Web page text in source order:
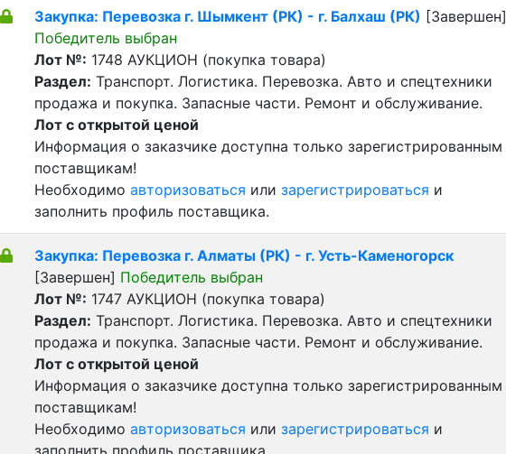
Закупка: Перевозка г. Шымкент (РК) - г. Балхаш (РК) [Завершен]
Победитель выбран
Лот №: 1748 АУКЦИОН (покупка товара)
Раздел: Транспорт. Логистика. Перевозка. Авто и спецтехники
продажа и покупка. Запасные части. Ремонт и обслуживание.
Лот с открытой ценой
Информация о заказчике доступна только зарегистрированным
поставщикам!
Необходимо авторизоваться или зарегистрироваться и
заполнить профиль поставщика.
Закупка: Перевозка г. Алматы (РК) - г. Усть-Каменогорск
[Завершен] Победитель выбран
Лот №: 1747 АУКЦИОН (покупка товара)
Раздел: Транспорт. Логистика. Перевозка. Авто и спецтехники
продажа и покупка. Запасные части. Ремонт и обслуживание.
Лот с открытой ценой
Информация о заказчике доступна только зарегистрированным
поставщикам!
Необходимо авторизоваться или зарегистрироваться и
заполнить профиль поставщика.